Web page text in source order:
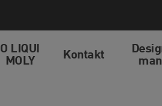
O LIQUI
MOLY
Kontakt